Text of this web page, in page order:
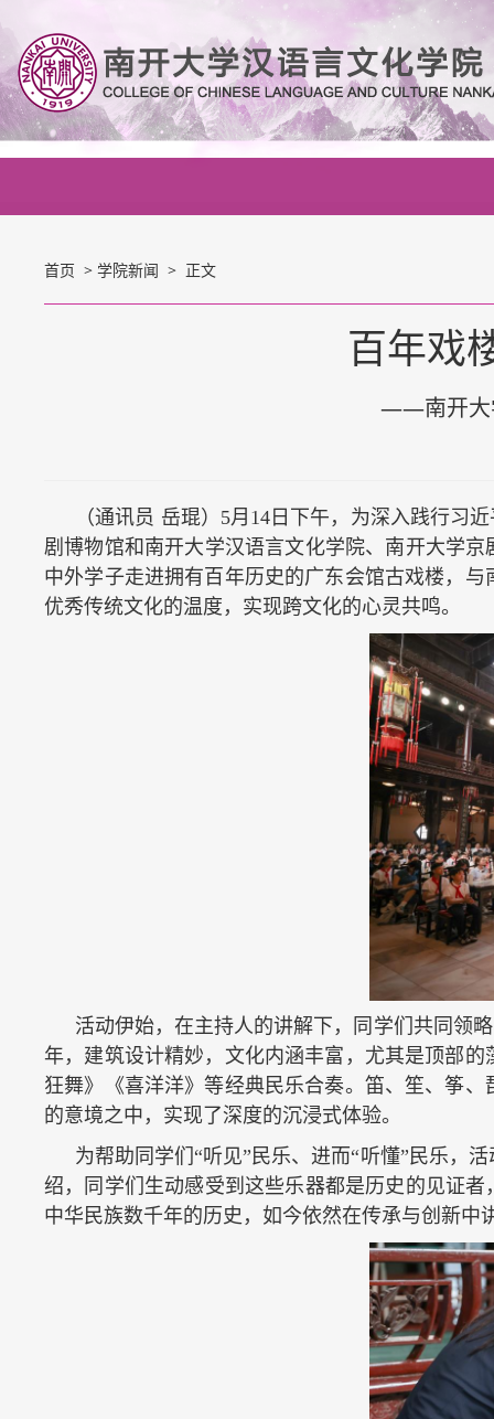
首页 > 学院新闻 > 正文
百年戏
——南开大
（通讯员 岳琨）5月14日下午，为深入践行习
剧博物馆和南开大学汉语言文化学院、南开大学
中外学子走进拥有百年历史的广东会馆古戏楼，
优秀传统文化的温度，实现跨文化的心灵共鸣。
活动伊始，在主持人的讲解下，同学们共同领
年，建筑设计精妙，文化内涵丰富，尤其是顶部
狂舞》《喜洋洋》等经典民乐合奏。笛、笙、筝
的意境之中，实现了深度的沉浸式体验。
为帮助同学们“听见”民乐、进而“听懂”民乐，
绍，同学们生动感受到这些乐器都是历史的见证
中华民族数千年的历史，如今依然在传承与创新中